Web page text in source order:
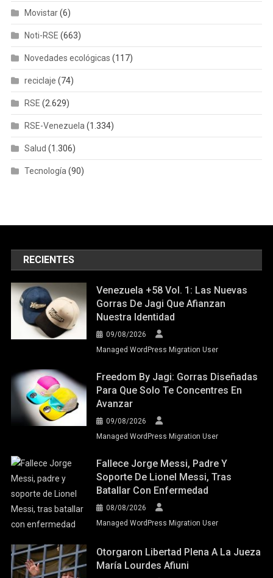
Movistar(6)
Noti-RSE (663)
Novedades ecológicas (117)
reciclaje (74)
RSE (2.629)
RSE-Venezuela (1.334)
Salud (1.306)
Tecnología (90)
RECIENTES
Venezuela +58 Vol. 1: Las Nuevas
Gorras De Jagi Que Afianzan
Nuestra Identidad
09/08/2026
Managed WordPress Migration User
Freedom By Jagi: Gorras Diseñadas
Para Que Solo Te Concentres En
Avanzar
09/08/2026
Managed WordPress Migration User
Fallece Jorge Messi, Padre Y
Soporte De Lionel Messi, Tras
Batallar Con Enfermedad
08/08/2026
Managed WordPress Migration User
Otorgaron Libertad Plena A La Jueza
María Lourdes Afiuni